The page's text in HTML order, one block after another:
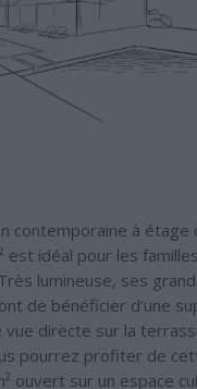
contemporaine à étage
est idéal pour les
lumineuse, ses
de bénéficier d’une
vue directe sur la
pourrez profiter de
ouvert sur un espace